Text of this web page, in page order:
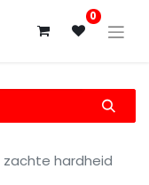
0
zachte hardheid